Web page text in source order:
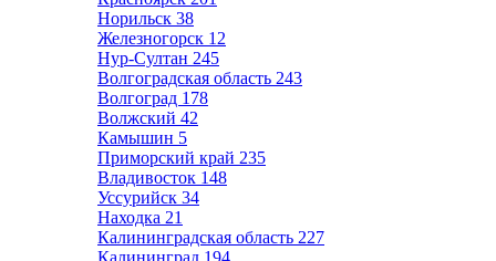
Норильск 38
Железногорск 12
Нур-Султан 245
Волгоградская область 243
Волгоград 178
Волжский 42
Камышин 5
Приморский край 235
Владивосток 148
Уссурийск 34
Находка 21
Калининградская область 227
Калининград 194